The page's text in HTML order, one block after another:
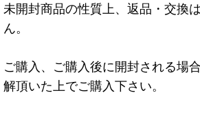
未開封商品の性質上、返品・交換
ん。
ご購入、ご購入後に開封される場
解頂いた上でご購入下さい。